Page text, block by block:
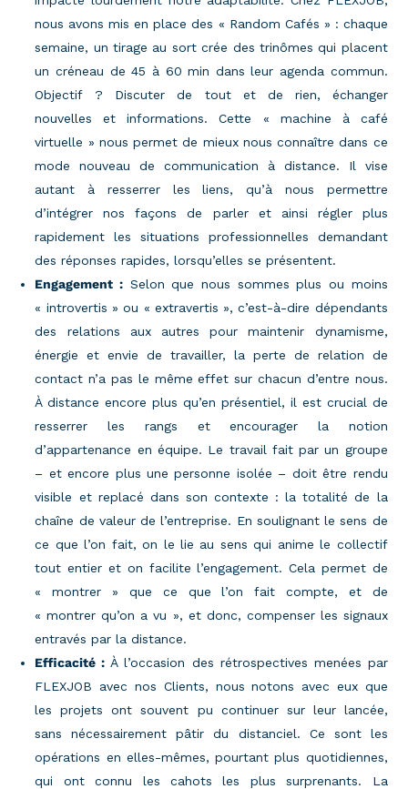
nous avons mis en place des « Random Cafés » : chaque
semaine, un tirage au sort crée des trinômes qui placent
un créneau de 45 à 60 min dans leur agenda commun.
Objectif ? Discuter de tout et de rien, échanger
nouvelles et informations. Cette « machine à café
virtuelle » nous permet de mieux nous connaître dans ce
mode nouveau de communication à distance. Il vise
autant à resserrer les liens, qu’à nous permettre
d’intégrer nos façons de parler et ainsi régler plus
rapidement les situations professionnelles demandant
des réponses rapides, lorsqu’elles se présentent.
Engagement : Selon que nous sommes plus ou moins
« introvertis » ou « extravertis », c’est-à-dire dépendants
des relations aux autres pour maintenir dynamisme,
énergie et envie de travailler, la perte de relation de
contact n’a pas le même effet sur chacun d’entre nous.
À distance encore plus qu’en présentiel, il est crucial de
resserrer les rangs et encourager la notion
d’appartenance en équipe. Le travail fait par un groupe
– et encore plus une personne isolée – doit être rendu
visible et replacé dans son contexte : la totalité de la
chaîne de valeur de l’entreprise. En soulignant le sens de
ce que l’on fait, on le lie au sens qui anime le collectif
tout entier et on facilite l’engagement. Cela permet de
« montrer » que ce que l’on fait compte, et de
« montrer qu’on a vu », et donc, compenser les signaux
entravés par la distance.
Efficacité : À l’occasion des rétrospectives menées par
FLEXJOB avec nos Clients, nous notons avec eux que
les projets ont souvent pu continuer sur leur lancée,
sans nécessairement pâtir du distanciel. Ce sont les
opérations en elles-mêmes, pourtant plus quotidiennes,
qui ont connu les cahots les plus surprenants. La